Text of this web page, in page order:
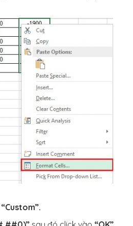
“Custom”.